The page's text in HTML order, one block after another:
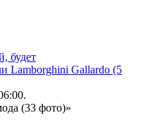
будет
Lamborghini Gallardo (5
(33 фото)»